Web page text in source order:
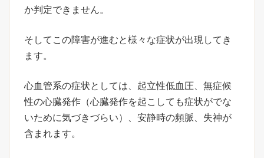
か判定できません。
そしてこの障害が進むと様々な症状が出現してき
ます。
心血管系の症状としては、起立性低血圧、無症候
性の心臓発作（心臓発作を起こしても症状がでな
いために気づきづらい）、安静時の頻脈、失神が
含まれます。